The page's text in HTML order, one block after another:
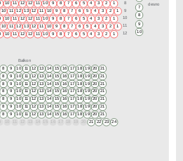
12
11
10
9
8
Balkon
desno
10 11 12 12 11 10 9 8 7 6 5 4 3 2 1
10 11 12 13 12 11 10 9 8 7 6 5 4 3 2 1
10 11 12 12 11 10 9 8 7 6 5 4 3 2
1
10 11 12 13 12 11 10 9 8 7 6 5 4 3 2
1
10 11 12 12 11 10 9 8 7 6 5 4 3 2 1
8 9 10 11 12 13 14 15 16 17 18 19 20
21
8 9 10 11 12 13 14 15 16 17 18 19 20
21
8 9 10 11 12 13 14 15 16 17 18 19 20
21
8 9 10 11 12 13 14 15 16 17 18 19 20 21
8 9 10 11 12 13 14 15 16 17 18 19 20
21
8 9 10 11 12 13 14 15 16 17 18 19 20
21
8 9 10 11 12 13 14 15 16 17 18 19 20 21
21 22 23 24
7
8
9
10